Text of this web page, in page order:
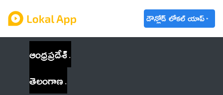
డౌన్లోడ్ లోకల్ యాప్
ఆంధ్రప్రదేశ్
తెలంగాణ